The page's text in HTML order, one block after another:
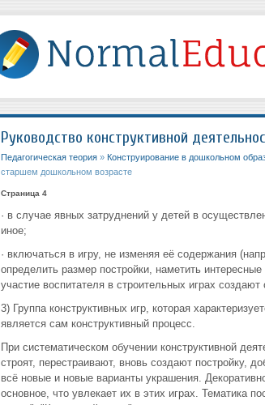
Руководство конструктивной
Педагогическая теория» Конструирование в дошкольном
старшем дошкольном возрасте
Страница 4
· в случае явных затруднений у детей в
иное;
· включаться в игру, не изменяя её содержания
определить размер постройки, наметить
участие воспитателя в строительных играх
3) Группа конструктивных игр, которая
является сам конструктивный процесс.
При систематическом обучении конструктивной
строят, перестраивают, вновь создают постройку,
всё новые и новые варианты украшения.
основное, что увлекает их в этих играх. Тематика